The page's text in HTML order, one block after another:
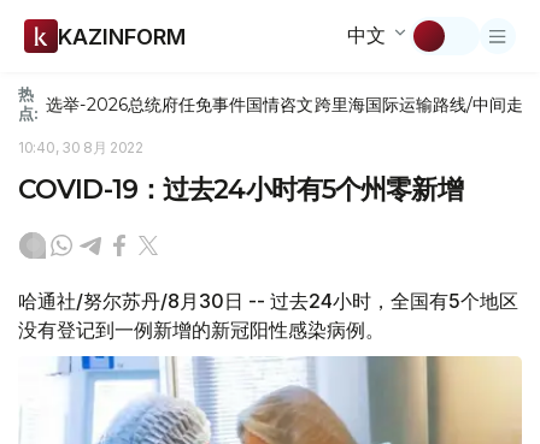
KAZINFORM 中文
热
点: 选举-2026总统府任免事件国情咨文跨里海国际运输路线/中间走廊
10:40, 30 8月 2022
COVID-19：过去24小时有5个州零新增
哈通社/努尔苏丹/8月30日 -- 过去24小时，全国有5个地区
没有登记到一例新增的新冠阳性感染病例。